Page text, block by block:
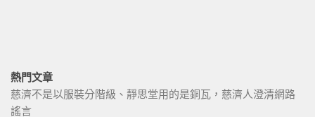
熱門文章
慈濟不是以服裝分階級、靜思堂用的是銅瓦，慈濟人澄清網路
謠言